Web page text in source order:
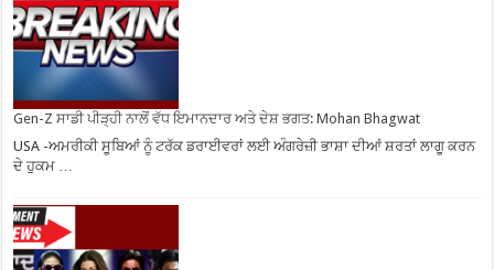
Gen-Z ਸਾਡੀ ਪੀੜ੍ਹੀ ਨਾਲੋਂ ਵੱਧ ਇਮਾਨਦਾਰ ਅਤੇ ਦੇਸ਼ ਭਗਤ: Mohan Bhagwat
USA -ਅਮਰੀਕੀ ਸੂਬਿਆਂ ਨੂੰ ਟਰੱਕ ਡਰਾਈਵਰਾਂ ਲਈ ਅੰਗਰੇਜ਼ੀ ਭਾਸ਼ਾ ਦੀਆਂ ਸ਼ਰਤਾਂ ਲਾਗੂ ਕਰਨ
ਦੇ ਹੁਕਮ …